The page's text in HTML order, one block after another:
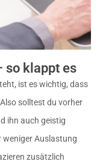
so klappt es
ist es wichtig, dass
solltest du vorher
ihn auch geistig
weniger Auslastung
zusätzlich